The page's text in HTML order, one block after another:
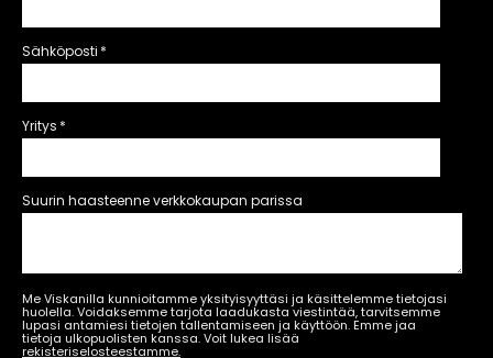
Sähköposti *
Yritys *
Suurin haasteenne verkkokaupan parissa
Me Viskanilla kunnioitamme yksityisyyttäsi ja käsittelemme tietojasi
huolella. Voidaksemme tarjota laadukasta viestintää, tarvitsemme
lupasi antamiesi tietojen tallentamiseen ja käyttöön. Emme jaa
tietoja ulkopuolisten kanssa. Voit lukea lisää
rekisteriselosteestamme.